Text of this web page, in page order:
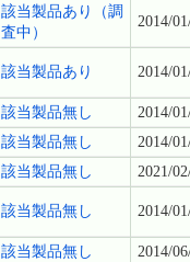
該当製品あり（調
査中）
2014/
該当製品あり 2014/
該当製品無し
2014/
該当製品無し
2014/
該当製品無し
2021/
該当製品無し 2014/
該当製品無し 2014/